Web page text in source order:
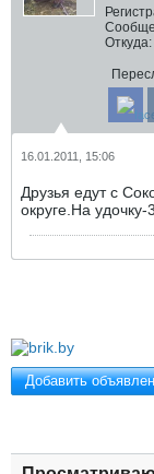
Откуда:
16.01.2011, 15:06
Друзья едут с
округе.На
Добавить